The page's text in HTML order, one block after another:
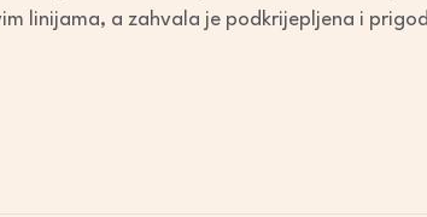
linijama, a zahvala je podkrijepljena i